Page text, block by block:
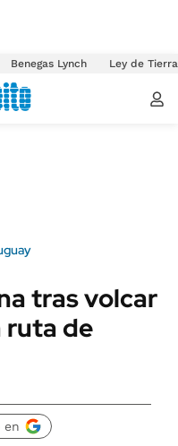
Benegas Lynch Ley de
tras volcar
ruta de
en